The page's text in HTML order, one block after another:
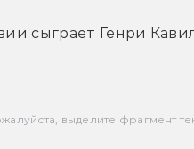
сыграет Генри
выделите фрагмент